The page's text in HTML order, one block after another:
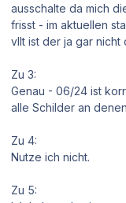
ausschalte da mich
frisst - im aktuellen
vllt ist der ja gar nicht
Zu 3:
Genau - 06/24 ist
alle Schilder an
Zu 4:
Nutze ich nicht.
Zu 5: